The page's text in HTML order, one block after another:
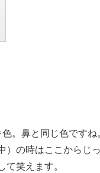
。鼻と同じ色ですね
の時はここからじ
笑えます。